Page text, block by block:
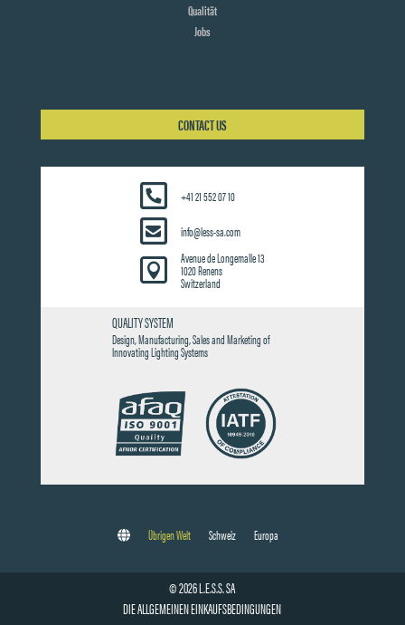
Qualität
Jobs
CONTACT US
+41 21 552 07 10
info@less-sa.com

Avenue de Longemalle 13
1020 Renens
Switzerland
QUALITY SYSTEM
Design, Manufacturing, Sales and Marketing of
Innovating Lighting Systems
Schweiz Europa
Übrigen Welt
© 2026 L.E.S.S. SA
DIE ALLGEMEINEN EINKAUFSBEDINGUNGEN